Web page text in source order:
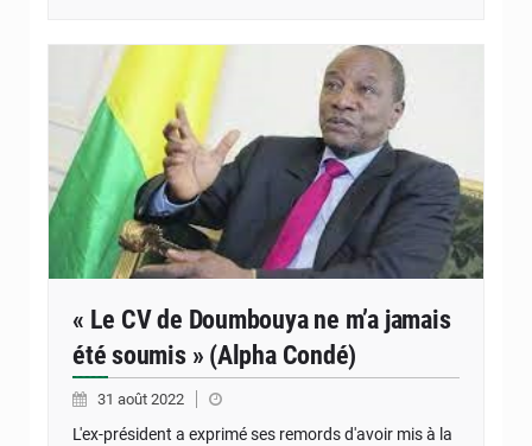
« Le CV de Doumbouya ne m’a jamais
été soumis » (Alpha Condé)
31 août 2022
L'ex-président a exprimé ses remords d'avoir mis à la